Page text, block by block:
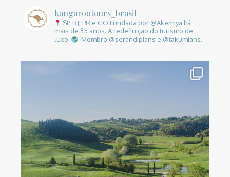
kangarootours_brasil
SP, RJ, PR e GO Fundada por @Akemiya há
mais de 35 anos. A redefinição do turismo de
luxo.
Membro @serandipians e @takumians.